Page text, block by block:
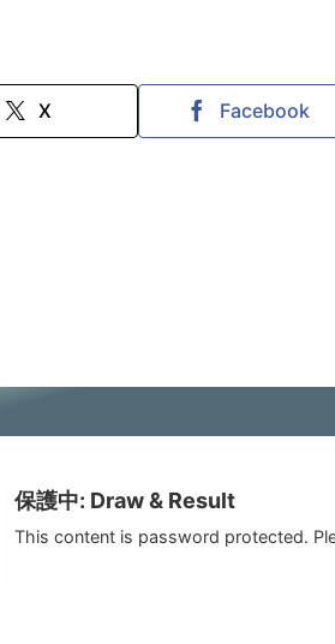
X Facebook
保護中: Draw & Result
This content is password protected.